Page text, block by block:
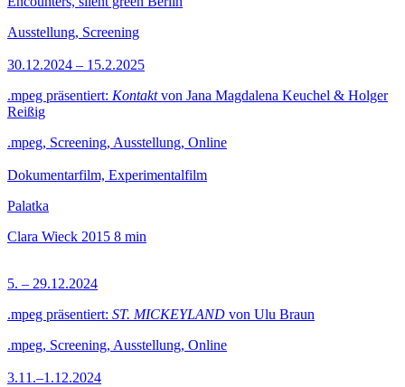
Ausstellung, Screening
30.12.2024 – 15.2.2025
.mpeg präsentiert: Kontaktvon Jana Magdalena Keuchel & Holger
Reißig
.mpeg, Screening, Ausstellung, Online
Dokumentarfilm, Experimentalfilm
Palatka
Clara Wieck 2015 8 min
5. – 29.12.2024
.mpeg präsentiert: ST. MICKEYLAND von Ulu Braun
.mpeg, Screening, Ausstellung, Online
3.11.–1.12.2024